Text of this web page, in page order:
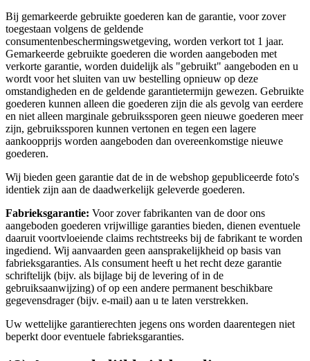
Bij gemarkeerde gebruikte goederen kan de garantie, voor zover
toegestaan volgens de geldende
consumentenbeschermingswetgeving, worden verkort tot 1 jaar.
Gemarkeerde gebruikte goederen die worden aangeboden met
verkorte garantie, worden duidelijk als "gebruikt" aangeboden en u
wordt voor het sluiten van uw bestelling opnieuw op deze
omstandigheden en de geldende garantietermijn gewezen. Gebruikte
goederen kunnen alleen die goederen zijn die als gevolg van eerdere
en niet alleen marginale gebruikssporen geen nieuwe goederen meer
zijn, gebruikssporen kunnen vertonen en tegen een lagere
aankoopprijs worden aangeboden dan overeenkomstige nieuwe
goederen.
Wij bieden geen garantie dat de in de webshop gepubliceerde foto's
identiek zijn aan de daadwerkelijk geleverde goederen.
Fabrieksgarantie: Voor zover fabrikanten van de door ons
aangeboden goederen vrijwillige garanties bieden, dienen eventuele
daaruit voortvloeiende claims rechtstreeks bij de fabrikant te worden
ingediend. Wij aanvaarden geen aansprakelijkheid op basis van
fabrieksgaranties. Als consument heeft u het recht deze garantie
schriftelijk (bijv. als bijlage bij de levering of in de
gebruiksaanwijzing) of op een andere permanent beschikbare
gegevensdrager (bijv. e-mail) aan u te laten verstrekken.
Uw wettelijke garantierechten jegens ons worden daarentegen niet
beperkt door eventuele fabrieksgaranties.